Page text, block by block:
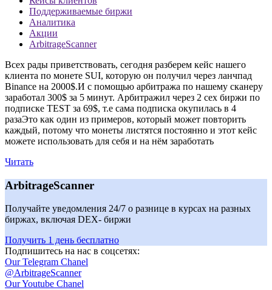
Поддерживаемые биржи
Аналитика
Акции
ArbitrageScanner
Всех рады приветствовать, сегодня разберем кейс нашего
клиента по монете SUI, которую он получил через ланчпад
Binance на 2000$.И с помощью арбитража по нашему сканеру
заработал 300$ за 5 минут. Арбитражил через 2 cex биржи по
подписке TEST за 69$, т.е сама подписка окупилась в 4
разаЭто как один из примеров, который может повторить
каждый, потому что монеты листятся постоянно и этот кейс
можете использовать для себя и на нём заработать
Читать
ArbitrageScanner
Получайте уведомления 24/7 о разнице в курсах на разных
биржах, включая DEX- биржи
Получить 1 день бесплатно
Подпишитесь на нас в соцсетях:
Our Telegram Chanel
@ArbitrageScanner
Our Youtube Chanel